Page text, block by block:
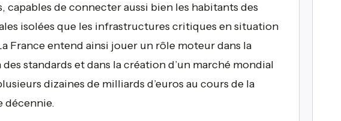
capables de connecter aussi bien les habitants des
isolées que les infrastructures critiques en situation
France entend ainsi jouer un rôle moteur dans la
standards et dans la création d’un marché mondial
dizaines de milliards d’euros au cours de la
décennie.